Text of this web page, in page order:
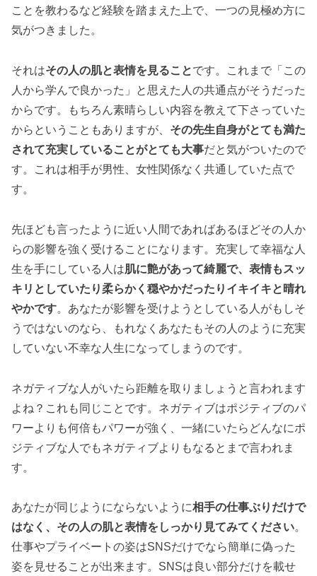
ことを教わるなど経験を踏まえた上で、一つの見極め方に
気がつきました。
それはその人の肌と表情を見ることです。これまで「この
人から学んで良かった」と思えた人の共通点がそうだった
からです。もちろん素晴らしい内容を教えて下さっていた
からということもありますが、 その先生自身がとても満た
されて充実していることがとても大事だと気がついたので
す。これは相手が男性、女性関係なく共通していた点で
す。
先ほども言ったように近い人間であればあるほどその人か
らの影響を強く受けることになります。充実して幸福な人
生を手にしている人は肌に艶があって綺麗で、表情もスッ
キリとしていたり柔らかく穏やかだったりイキイキと晴れ
やかです。あなたが影響を受けようとしている人がもしそ
うではないのなら、もれなくあなたもその人のように充実
していない不幸な人生になってしまうのです。
ネガティブな人がいたら距離を取りましょうと言われます
よね？これも同じことです。ネガティブはポジティブのパ
ワーよりも何倍もパワーが強く、一緒にいたらどんなにポ
ジティブな人でもネガティブよりもなるとまで言われま
す。
あなたが同じようにならないように相手の仕事ぶりだけで
はなく、その人の肌と表情をしっかり見てみてください。
仕事やプライベートの姿はSNSだけでなら簡単に偽った
姿を見せることが出来ます。SNSは良い部分だけを載せ